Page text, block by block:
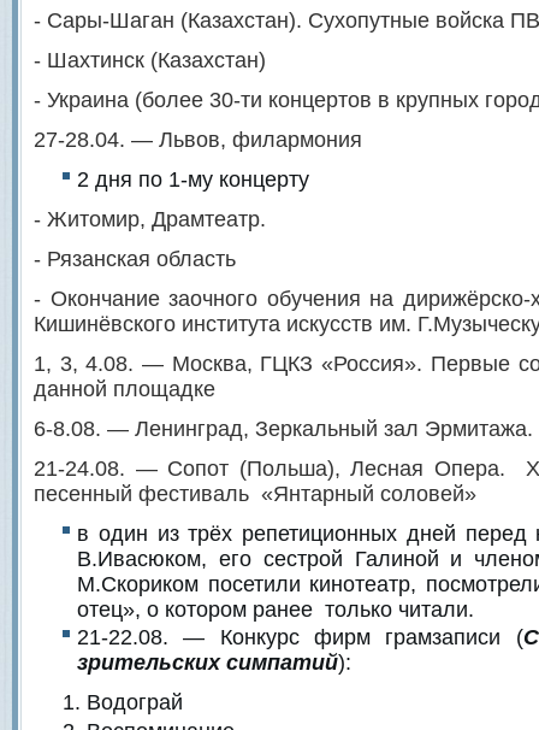
- Сары-Шаган (Казахстан). Сухопутные войска
- Шахтинск (Казахстан)
- Украина (более 30-ти концертов в крупных
27-28.04. — Львов, филармония
2 дня по 1-му концерту
- Житомир, Драмтеатр.
- Рязанская область
- Окончание заочного обучения на дирижёрско-
Кишинёвского института искусств им.
1, 3, 4.08. — Москва, ГЦКЗ «Россия». Первые
данной площадке
6-8.08. — Ленинград, Зеркальный зал
21-24.08. — Сопот (Польша), Лесная Опера.
песенный фестиваль «Янтарный соловей»
в один из трёх репетиционных дней перед
В.Ивасюком, его сестрой Галиной и
М.Скориком посетили кинотеатр,
отец», о котором ранее только читали.
21-22.08. — Конкурс фирм грамзаписи (
зрительских симпатий):
Водограй